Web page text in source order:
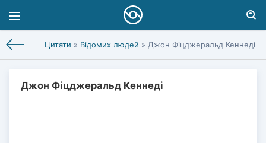
Цитати » Відомих людей » Джон Фіцджеральд Кеннеді
Джон Фіцджеральд Кеннеді